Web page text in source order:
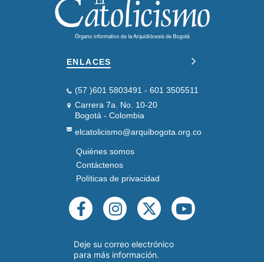
ENLACES
(57 )601 5803491 - 601 3505511
Carrera 7a. No. 10-20
Bogotá - Colombia
elcatolicismo@arquibogota.org.co
PIE
DE
PÁGINA
SEGUNDO
Quiénes somos
Contáctenos
Políticas de privacidad
REDES
SOCIALES
Deje su correo electrónico
para más información.